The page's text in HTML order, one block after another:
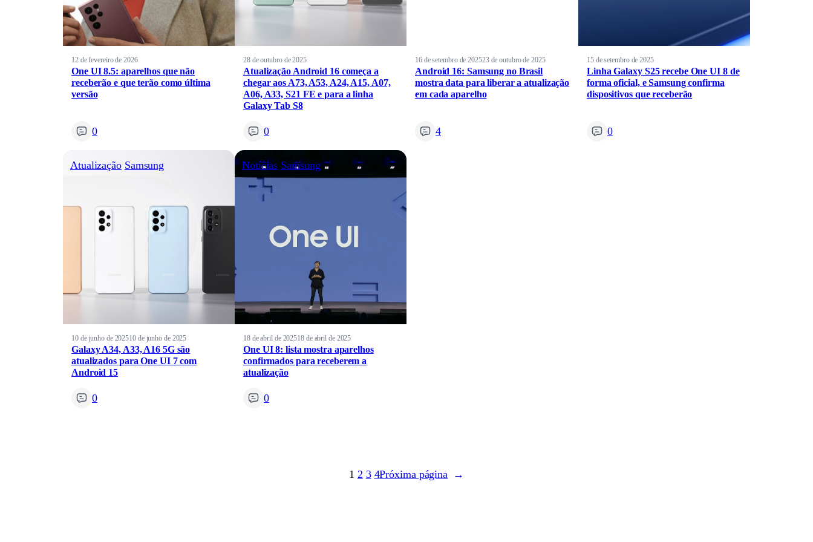
12 de fevereiro de 2026
One UI 8.5: aparelhos que não
receberão e que terão como última
versão
0
28 de outubro de 2025
Atualização Android 16 começa a
chegar aos A73, A53, A24, A15, A07,
A06, A33, S21 FE e para a linha
Galaxy Tab S8
0
16 de setembro de 202523 de outubro de 2025
Android 16: Samsung no Brasil
mostra data para liberar a atualização
em cada aparelho
4
15 de setembro de 2025
Linha Galaxy S25 recebe One UI 8 de
forma oficial, e Samsung confirma
dispositivos que receberão
0
Atualização Samsung
10 de junho de 202510 de junho de 2025
Galaxy A34, A33, A16 5G são
atualizados para One UI 7 com
Android 15
0
Notícias Samsung
18 de abril de 202518 de abril de 2025
One UI 8: lista mostra aparelhos
confirmados para receberem a
atualização
0
1 2 3 4Próxima página →